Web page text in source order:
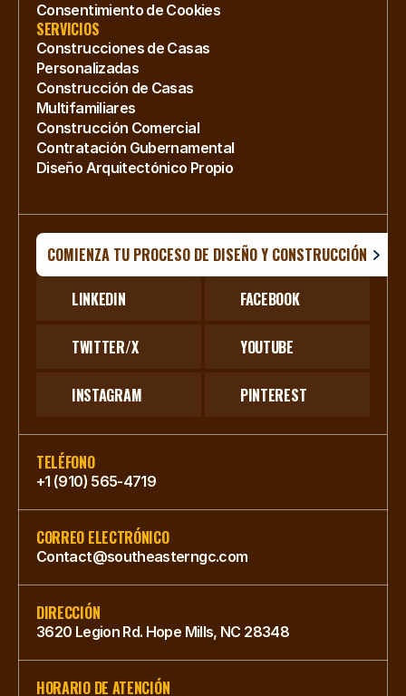
Consentimiento de Cookies
SERVICIOS
Construcciones de Casas
Personalizadas
Construcción de Casas
Multifamiliares
Construcción Comercial
Contratación Gubernamental
Diseño Arquitectónico Propio
COMIENZA TU PROCESO DE DISEÑO Y CONSTRUCCIÓN
LINKEDIN FACEBOOK
TWITTER/X YOUTUBE
INSTAGRAM PINTEREST
TELÉFONO
+1 (910) 565-4719
CORREO ELECTRÓNICO
Contact@southeasterngc.com
DIRECCIÓN
3620 Legion Rd. Hope Mills, NC 28348
HORARIO DE ATENCIÓN